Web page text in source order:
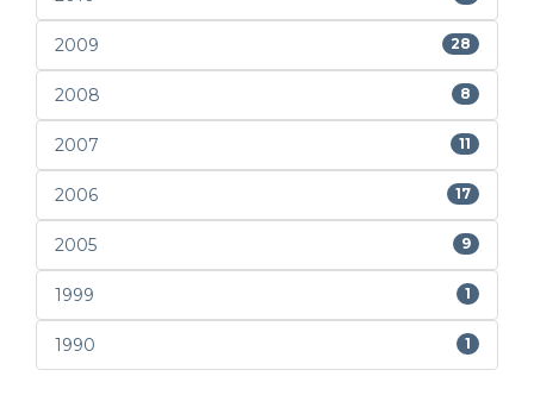
2009 28
2008 8
2007 11
2006 17
2005 9
1999 1
1990 1